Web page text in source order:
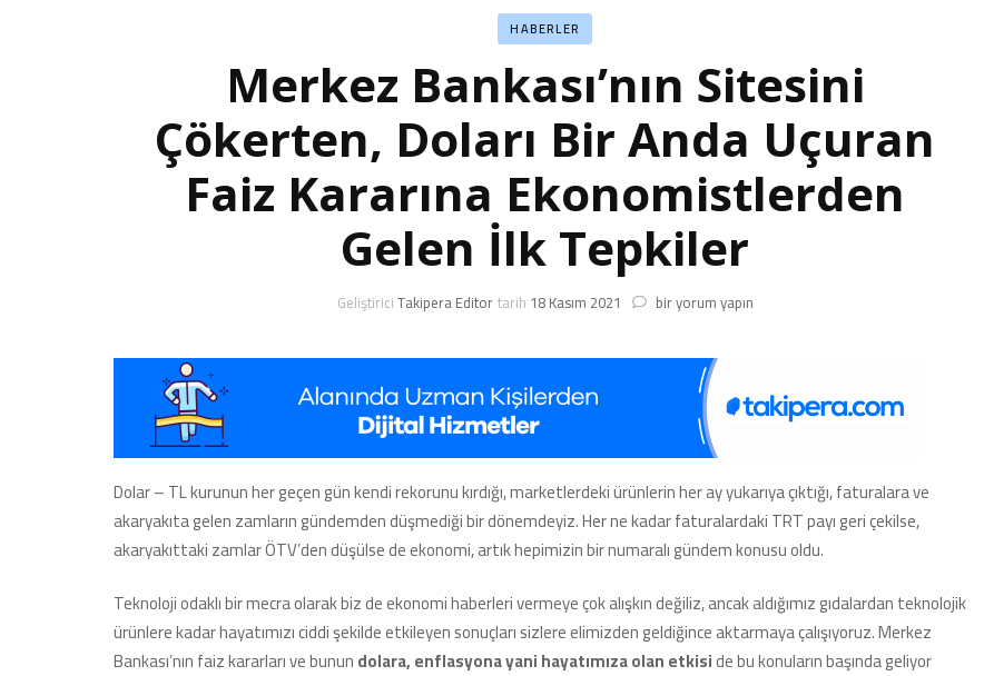
HABERLER
Merkez Bankası’nın Sitesini
Çökerten, Doları Bir Anda Uçuran
Faiz Kararına Ekonomistlerden
Gelen İlk Tepkiler
GeliştiriciTakipera Editortarih 18 Kasım 2021 Merkez
Çökerten,
Uçuran
Faiz
Kararına
Ekonomistlerden
Gelen
Tepkiler
için
bir yorum yapın
Dolar – TL kurunun her geçen gün kendi rekorunu kırdığı, marketlerdeki ürünlerin her ay yukarıya çıktığı, faturalara ve
akaryakıta gelen zamların gündemden düşmediği bir dönemdeyiz. Her ne kadar faturalardaki TRT payı geri çekilse,
akaryakıttaki zamlar ÖTV’den düşülse de ekonomi, artık hepimizin bir numaralı gündem konusu oldu.
Teknoloji odaklı bir mecra olarak biz de ekonomi haberleri vermeye çok alışkın değiliz, ancak aldığımız gıdalardan teknolojik
ürünlere kadar hayatımızı ciddi şekilde etkileyen sonuçları sizlere elimizden geldiğince aktarmaya çalışıyoruz. Merkez
Bankası’nın faiz kararları ve bunundolara, enflasyona yani hayatımıza olan etkiside bu konuların başında geliyor